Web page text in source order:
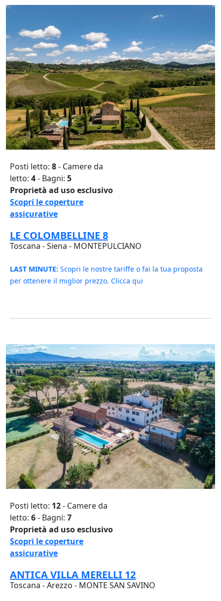
Posti letto: 8- Camere da
letto: 4- Bagni: 5
Proprietà ad uso esclusivo
Scopri le coperture
assicurative
LE COLOMBELLINE 8
Toscana - Siena - MONTEPULCIANO
LAST MINUTE: Scopri le nostre tariffe o fai la tua proposta
per ottenere il miglior prezzo. Clicca qui
Posti letto: 12- Camere da
letto: 6- Bagni: 7
Proprietà ad uso esclusivo
Scopri le coperture
assicurative
ANTICA VILLA MERELLI 12
Toscana - Arezzo - MONTE SAN SAVINO